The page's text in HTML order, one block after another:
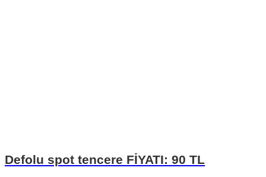
Defolu spot tencere FİYATI: 90 TL